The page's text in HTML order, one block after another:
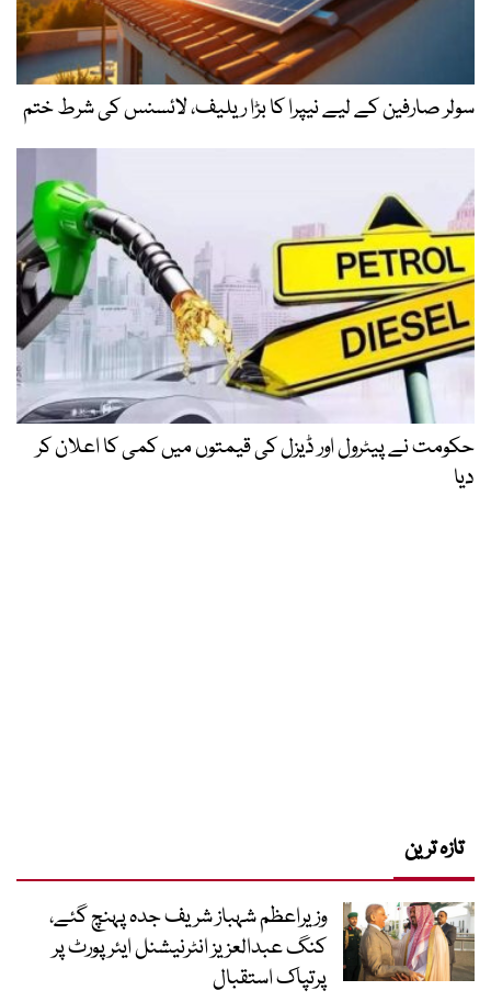
سولر صارفین کے لیے نیپرا کا بڑا ریلیف، لائسنس کی شرط ختم
حکومت نے پیٹرول اور ڈیزل کی قیمتوں میں کمی کا اعلان کر
دیا
تازہ ترین
وزیراعظم شہباز شریف جدہ پہنچ گئے،
کنگ عبدالعزیز انٹرنیشنل ایئر پورٹ پر
پرتپاک استقبال